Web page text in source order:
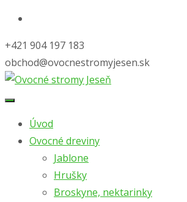
+421 904 197 183
obchod@ovocnestromyjesen.sk
Skip
contentÚvod
Ovocné dreviny
Jablone
Hrušky
Broskyne, nektarinky